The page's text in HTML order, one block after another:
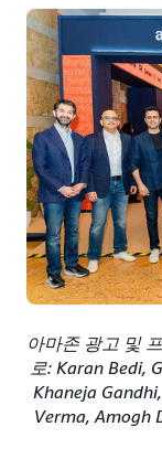
아마존 광고 및
로: Karan Bedi,
Khaneja
Verma, Amogh